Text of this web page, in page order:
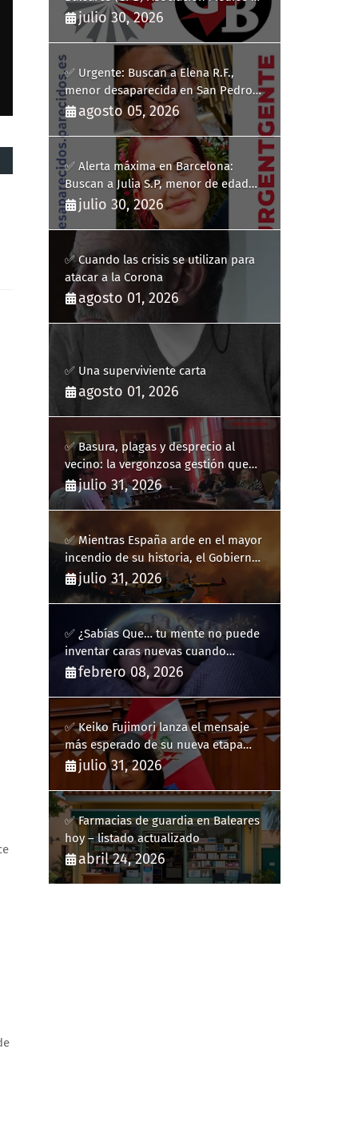
Comunicación Digitales
julio 30, 2026
✅ Urgente: Buscan a Elena R.F.,
menor desaparecida en San Pedro
del Pinatar
agosto 05, 2026
✅ Alerta máxima en Barcelona:
Buscan a Julia S.P, menor de edad
desaparecida en Pineda de Mar
julio 30, 2026
✅ Cuando las crisis se utilizan para
atacar a la Corona
agosto 01, 2026
✅ Una superviviente carta
agosto 01, 2026
✅ Basura, plagas y desprecio al
vecino: la vergonzosa gestión que
ha hecho estallar a Llucmajor
julio 31, 2026
✅ Mientras España arde en el mayor
incendio de su historia, el Gobierno
bloquea siete hidroaviones por
"ahorrarse" dinero
julio 31, 2026
✅ ¿Sabías Que… tu mente no puede
inventar caras nuevas cuando
sueñas?
febrero 08, 2026
✅ Keiko Fujimori lanza el mensaje
más esperado de su nueva etapa
como presidenta de Perú
julio 31, 2026
✅ Farmacias de guardia en Baleares
hoy – listado actualizado
abril 24, 2026